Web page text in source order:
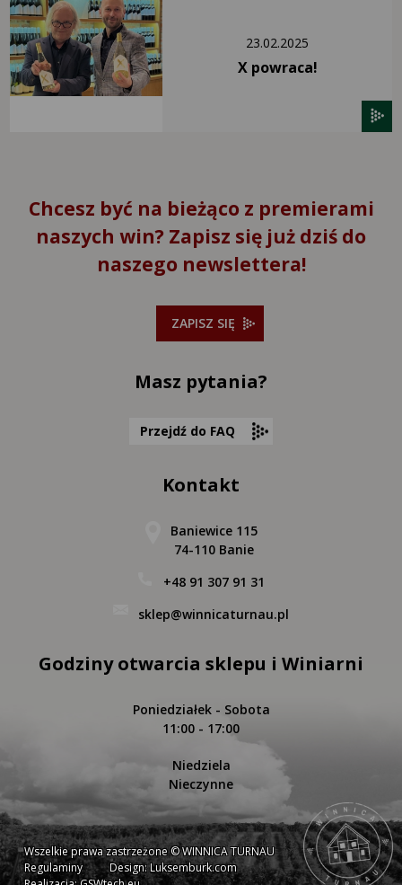
23.02.2025
X powraca!
Chcesz być na bieżąco z premierami
naszych win? Zapisz się już dziś do
naszego newslettera!
ZAPISZ SIĘ
Masz pytania?
Przejdź do FAQ
Kontakt
Baniewice 115
74-110 Banie
+48 91 307 91 31
sklep@winnicaturnau.pl
Godziny otwarcia sklepu i Winiarni
Poniedziałek - Sobota
11:00 - 17:00
Niedziela
Nieczynne
Wszelkie prawa zastrzeżone © WINNICA TURNAU
Regulaminy
Design: Luksemburk.com